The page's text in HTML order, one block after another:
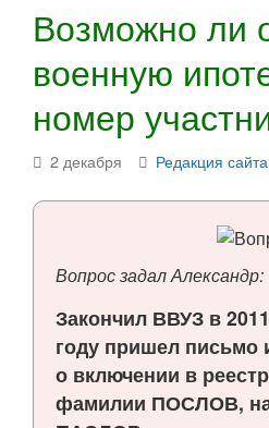
Возможно ли
военную
номер
2 декабря Редакция сайта
Вопрос задал Александр:
Закончил ВВУЗ в
году пришел письмо
о включении в
фамилии ПОСЛОВ,